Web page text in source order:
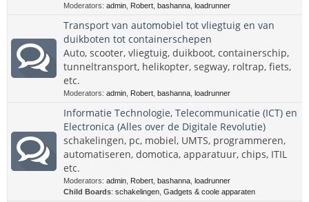
Moderators: admin Robert bashanna loadrunner
Transport van automobiel tot vliegtuig en van
duikboten tot containerschepen
Auto, scooter, vliegtuig, duikboot, containerschip,
tunneltransport, helikopter, segway, roltrap, fiets,
etc.
Moderators: admin Robert bashanna loadrunner
Informatie Technologie, Telecommunicatie (ICT) en
Electronica (Alles over de Digitale Revolutie)
schakelingen, pc, mobiel, UMTS, programmeren,
automatiseren, domotica, apparatuur, chips, ITIL
etc.
Moderators: admin Robert bashanna loadrunner
Child Boards: schakelingen Gadgets & coole apparaten